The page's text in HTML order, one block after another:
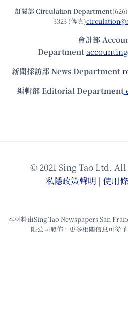
訂閱部 Circulation Department
3323 (傳真)
會計部
Department
新聞採訪部 News Department
編輯部 Editorial Department
© 2021 Sing Tao Ltd.
私隱政策聲明 | 使⽤
本材料由Sing Tao Newspapers San
限公司發佈，更多相關信息可從